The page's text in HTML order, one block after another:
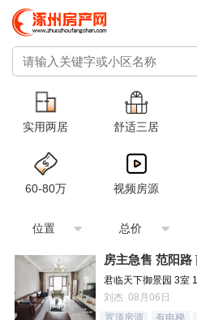
实用两居 舒适三居
60-80万 视频房源
位置 总价
房主急售 范阳
君临天下御景园 3室
刘杰 08月06日